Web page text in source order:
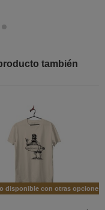
también
disponible con otras opciones